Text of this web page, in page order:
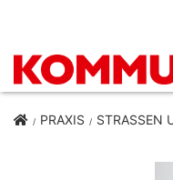
PRAXIS STRASSEN